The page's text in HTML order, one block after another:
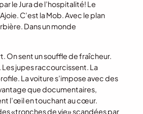
le Jura de l’hospitalité! Le
C’est la Mob. Avec le plan
Dans un monde
On sent un souffle de fraîcheur.
jupes raccourcissent. La
La voiture s’impose avec des
que documentaires,
l’œil en touchant au cœur.
«tronches de vie» scandées par